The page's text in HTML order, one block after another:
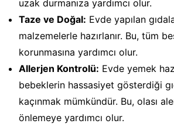
uzak durmanıza yardımcı olur.
Taze ve Doğal: Evde yapılan
malzemelerle hazırlanır. Bu, tüm
korunmasına yardımcı olur.
Allerjen Kontrolü: Evde yemek
bebeklerin hassasiyet gösterdiği
kaçınmak mümkündür. Bu, olası
önlemeye yardımcı olur.